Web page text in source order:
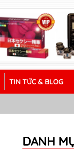
TIN TỨC & BLOG
DANH